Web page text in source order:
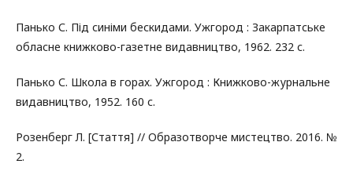
Панько С. Під синіми бескидами. Ужгород : Закарпатське
обласне книжково-газетне видавництво, 1962. 232 с.
Панько С. Школа в горах. Ужгород : Книжково-журнальне
видавництво, 1952. 160 с.
Розенберг Л. [Стаття] // Образотворче мистецтво. 2016. №
2.